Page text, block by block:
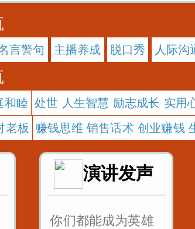
言警句 主播养成 脱口秀 人际沟
和睦 处世 人生智慧 励志成长 实用
老板 赚钱思维 销售话术 创业赚钱
演讲发声
你们都能成为英雄